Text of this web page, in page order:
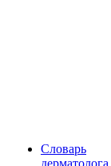
Словарь
дерматолога